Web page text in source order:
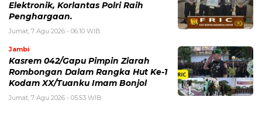
Elektronik, Korlantas Polri Raih
Penghargaan.
Jumat, 7 Agu 2026 - 06:10 WIB
Jambi
Kasrem 042/Gapu Pimpin Ziarah
Rombongan Dalam Rangka Hut Ke-1
Kodam XX/Tuanku Imam Bonjol
Jumat, 7 Agu 2026 - 05:53 WIB